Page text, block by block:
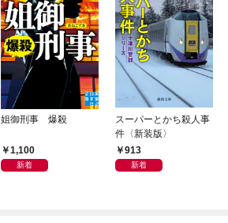
姐御刑事 爆殺
1,100
新着
スーパーとかち殺人事
件〈新装版〉
913
新着